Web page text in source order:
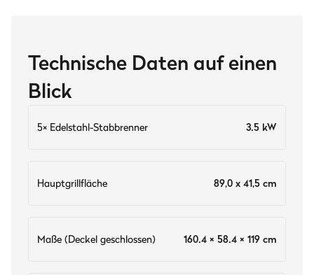
Technische Daten auf einen
Blick
5× Edelstahl-Stabbrenner 3.5 kW
Hauptgrillfläche 89,0 x 41,5 cm
Maße (Deckel geschlossen) 160.4 × 58.4 × 119 cm